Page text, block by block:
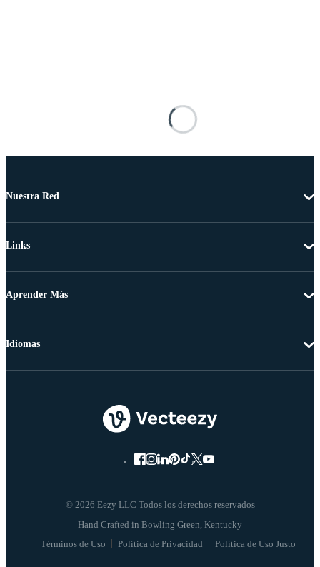
Nuestra Red
Links
Aprender Más
© 2026 Eezy LLC Todos los derechos reservados
Términos de Uso Política de Privacidad Política de Uso Justo
Idiomas